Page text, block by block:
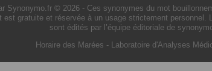
Synonymo.fr © 2026 - Ces synonymes du mot
est gratuite et réservée à un usage strictement
sont édités par l’équipe éditoriale de
Horaire des Marées - Laboratoire d'Analyses